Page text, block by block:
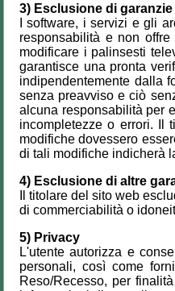
3) Esclusione di
I software, i servizi e gli
responsabilità e non
modificare i palinsesti
garantisce una pronta
indipendentemente dalla
senza preavviso e ciò
alcuna responsabilità per
incompletezze o errori. Il
modifiche dovessero
di tali modifiche indicherà
4) Esclusione di altre
Il titolare del sito web
di commerciabilità o
5) Privacy
L'utente autorizza e
personali, così come
Reso/Recesso, per